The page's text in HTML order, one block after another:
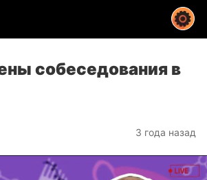
собеседования в
3 года назад